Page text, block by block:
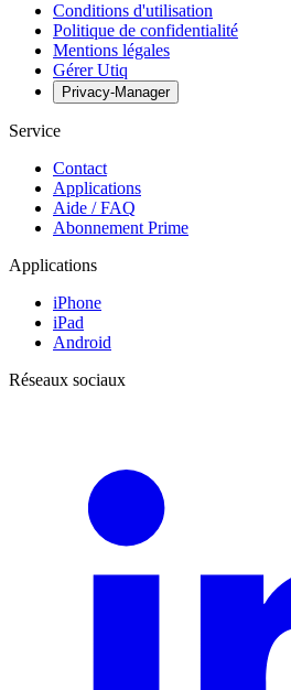
Conditions d'utilisation
Politique de confidentialité
Mentions légales
Gérer Utiq
Privacy-Manager
Service
Contact
Applications
Aide / FAQ
Abonnement Prime
Applications
iPhone
iPad
Android
Réseaux sociaux